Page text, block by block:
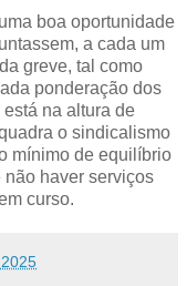
boa oportunidade
a cada um
greve, tal como
ponderação dos
na altura de
o sindicalismo
mínimo de equilíbrio
haver serviços
curso.